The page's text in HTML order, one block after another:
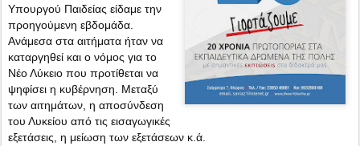
Υπουργού Παιδείας είδαμε την
προηγούμενη εβδομάδα.
Ανάμεσα στα αιτήματα ήταν να
καταργηθεί και ο νόμος για το
Νέο Λύκειο που προτίθεται να
ψηφίσει η κυβέρνηση. Μεταξύ
των αιτημάτων, η αποσύνδεση
του Λυκείου από τις εισαγωγικές
εξετάσεις, η μείωση των εξετάσεων κ.ά.